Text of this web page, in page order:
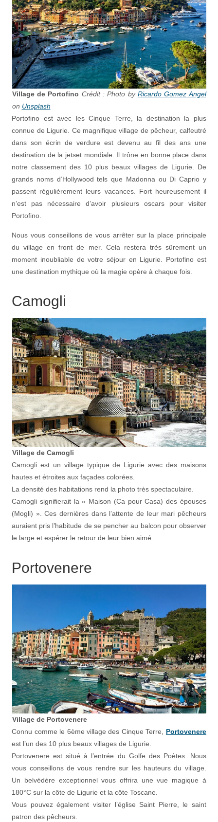
Village de Portofino Crédit : Photo by Ricardo Gomez Angel
on Unsplash
Portofino est avec les Cinque Terre, la destination la plus
connue de Ligurie. Ce magnifique village de pêcheur, calfeutré
dans son écrin de verdure est devenu au fil des ans une
destination de la jetset mondiale. Il trône en bonne place dans
notre classement des 10 plus beaux villages de Ligurie. De
grands noms d’Hollywood tels que Madonna ou Di Caprio y
passent régulièrement leurs vacances. Fort heureusement il
n’est pas nécessaire d’avoir plusieurs oscars pour visiter
Portofino.
Nous vous conseillons de vous arrêter sur la place principale
du village en front de mer. Cela restera très sûrement un
moment inoubliable de votre séjour en Ligurie. Portofino est
une destination mythique où la magie opère à chaque fois.
Camogli
Village de Camogli
Camogli est un village typique de Ligurie avec des maisons
hautes et étroites aux façades colorées.
La densité des habitations rend la photo très spectaculaire.
Camogli signifierait la « Maison (Ca pour Casa) des épouses
(Mogli) ». Ces dernières dans l’attente de leur mari pêcheurs
auraient pris l’habitude de se pencher au balcon pour observer
le large et espérer le retour de leur bien aimé.
Portovenere
Village de Portovenere
Connu comme le 6ème village des Cinque Terre, Portovenere
est l’un des 10 plus beaux villages de Ligurie.
Portovenere est situé à l’entrée du Golfe des Poètes. Nous
vous conseillons de vous rendre sur les hauteurs du village.
Un belvédère exceptionnel vous offrira une vue magique à
180°C sur la côte de Ligurie et la côte Toscane.
Vous pouvez également visiter l’église Saint Pierre, le saint
patron des pêcheurs.